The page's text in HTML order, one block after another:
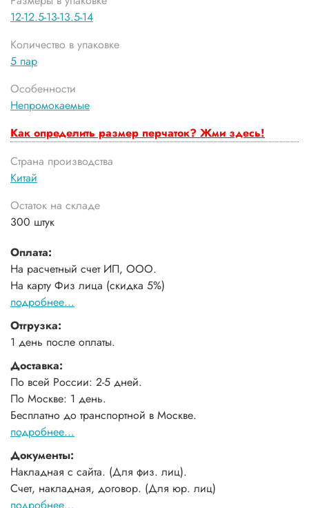
12-12.5-13-13.5-14
Количество в упаковке
5 пар
Особенности
Непромокаемые
Как определить размер перчаток? Жми здесь!
Страна производства
Китай
Остаток на складе
300 штук
Оплата:
На расчетный счет ИП, ООО.
На карту Физ лица (скидка 5%)
подробнее...
Отгрузка:
1 день после оплаты.
Доставка:
По всей России: 2-5 дней.
По Москве: 1 день.
Бесплатно до транспортной в Москве.
подробнее...
Документы:
Накладная с сайта. (Для физ. лиц).
Счет, накладная, договор. (Для юр. лиц)
подробнее...